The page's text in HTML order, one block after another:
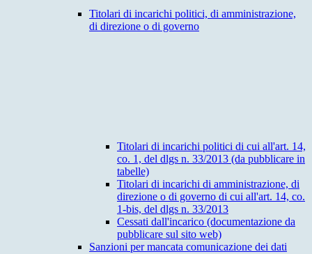
Titolari di incarichi politici, di amministrazione,
di direzione o di governo
Titolari di incarichi politici di cui all'art. 14,
co. 1, del dlgs n. 33/2013 (da pubblicare in
tabelle)
Titolari di incarichi di amministrazione, di
direzione o di governo di cui all'art. 14, co.
1-bis, del dlgs n. 33/2013
Cessati dall'incarico (documentazione da
pubblicare sul sito web)
Sanzioni per mancata comunicazione dei dati